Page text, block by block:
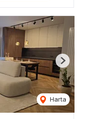
Harta
Next